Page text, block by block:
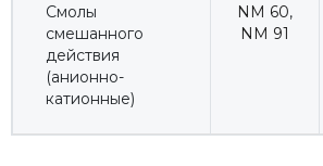
Смолы
смешанного
действия
(анионно-
катионные)
NM 60,
NM 91